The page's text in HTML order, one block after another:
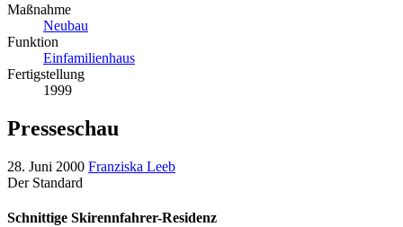
Maßnahme
Neubau
Funktion
Einfamilienhaus
Fertigstellung
1999
Presseschau
28. Juni 2000 Franziska Leeb
Der Standard
Schnittige Skirennfahrer-Residenz